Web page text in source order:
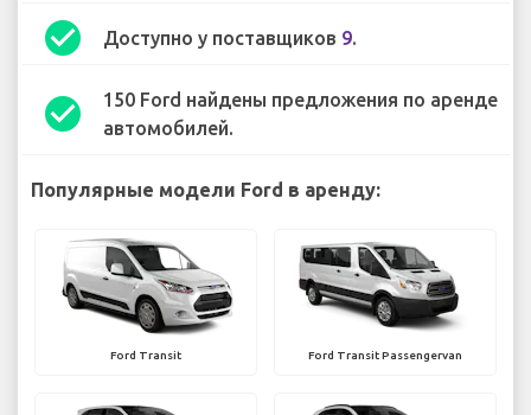
check_circle Доступно у поставщиков 9.
check_circle
150 Ford найдены предложения по аренде
автомобилей.
Популярные модели Ford в аренду:
Ford Transit Ford Transit Passengervan